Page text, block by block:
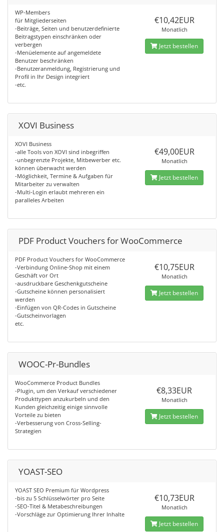
WP-Members
für Mitgliederseiten
-Beiträge, Seiten und benutzerdefinierte
Beitragstypen einschränken oder
verbergen
-Menüelemente auf angemeldete
Benutzer beschränken
-Benutzeranmeldung, Registrierung und
Profil in Ihr Design integriert
-etc.
€10,42EUR
Monatlich
Jetzt bestellen
XOVI Business
XOVI Business
-alle Tools von XOVI sind inbegriffen
-unbegrenzte Projekte, Mitbewerber etc.
können überwacht werden
-Möglichkeit, Termine & Aufgaben für
Mitarbeiter zu verwalten
-Multi-Login erlaubt mehreren ein
paralleles Arbeiten
€49,00EUR
Monatlich
Jetzt bestellen
PDF Product Vouchers for WooCommerce
PDF Product Vouchers for WooCommerce
-Verbindung Online-Shop mit einem
Geschäft vor Ort
-ausdruckbare Geschenkgutscheine
-Gutscheine können personalisiert
werden
-Einfügen von QR-Codes in Gutscheine
-Gutscheinvorlagen
etc.
€10,75EUR
Monatlich
Jetzt bestellen
WOOC-Pr-Bundles
WooCommerce Product Bundles
-Plugin, um den Verkauf verschiedener
Produkttypen anzukurbeln und den
Kunden gleichzeitig einige sinnvolle
Vorteile zu bieten
-Verbesserung von Cross-Selling-
Strategien
€8,33EUR
Monatlich
Jetzt bestellen
YOAST-SEO
YOAST SEO Premium für Wordpress
-bis zu 5 Schlüsselwörter pro Seite
-SEO-Titel & Metabeschreibungen
-Vorschläge zur Optimierung Ihrer Inhalte
€10,73EUR
Monatlich
Jetzt bestellen